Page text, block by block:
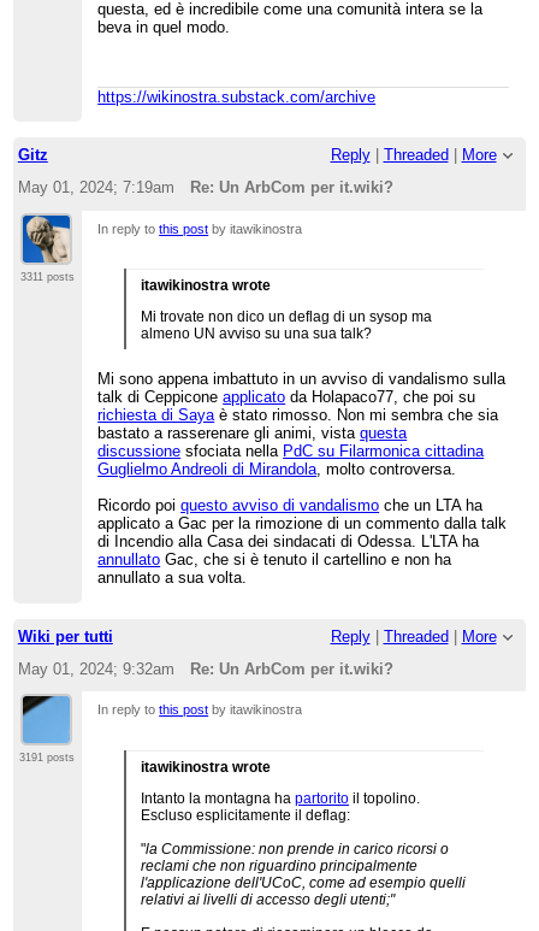
questa, ed è incredibile come una comunità intera se la
beva in quel modo.
https://wikinostra.substack.com/archive
Gitz Reply| Threaded
More
May 01, 2024; 7:19am
Re: Un ArbCom per it.wiki?
3311 posts
In reply tothis post by itawikinostra
itawikinostra wrote
Mi trovate non dico un deflag di un sysop ma
almeno UN avviso su una sua talk?
Mi sono appena imbattuto in un avviso di vandalismo sulla
talk di Ceppiconeapplicato da Holapaco77, che poi su
richiesta di Sayaè stato rimosso. Non mi sembra che sia
bastato a rasserenare gli animi, vistaquesta
discussione sfociata nella PdC su Filarmonica cittadina
Guglielmo Andreoli di Mirandola, molto controversa.
Ricordo poiquesto avviso di vandalismo che un LTA ha
applicato a Gac per la rimozione di un commento dalla talk
di Incendio alla Casa dei sindacati di Odessa. L'LTA ha
annullato Gac, che si è tenuto il cartellino e non ha
annullato a sua volta.
Wiki per tutti Reply| Threaded | More
May 01, 2024; 9:32am
Re: Un ArbCom per it.wiki?
3191 posts
In reply tothis post by itawikinostra
itawikinostra wrote
Intanto la montagna hapartorito il topolino.
Escluso esplicitamente il deflag:
"la Commissione: non prende in carico ricorsi o
reclami che non riguardino principalmente
l'applicazione dell'UCoC, come ad esempio quelli
relativi ai livelli di accesso degli utenti;"